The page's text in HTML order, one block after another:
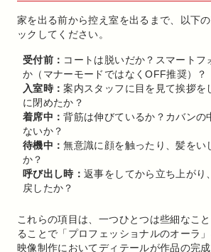
家を出る前から控え室を出るまで、以下
ックしてください。
受付前： コートは脱いだか？スマートフ
か（マナーモードではなくOFF推奨）？
入室時：案内スタッフに目を見て挨拶を
に閉めたか？
着席中：背筋は伸びているか？カバンの
ないか？
待機中：無意識に顔を触ったり、髪をい
か？
呼び出し時：返事をしてから立ち上がり
戻したか？
これらの項目は、一つひとつは些細なこ
ることで「プロフェッショナルのオーラ」
映像制作においてディテールが作品の完